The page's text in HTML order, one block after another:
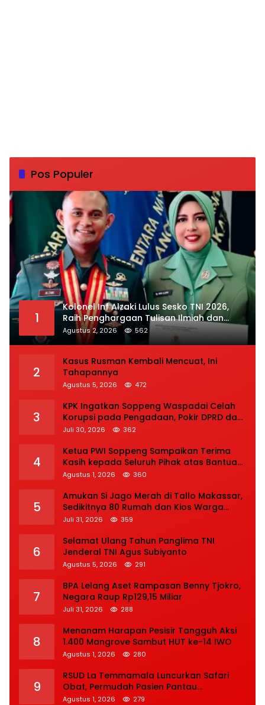
Pos Populer
1
Kolonel Inf Alzaki Lulus Sesko TNI 2026,
Raih Penghargaan Tulisan Ilmiah dan
Jasmani Terbaik
Agustus 2, 2026 562
2
Kasus Rusman Kembali Mencuat, Ini
Tahapannya
Agustus 5, 2026 472
3
KPK Ingatkan Soppeng Waspadai Celah
Korupsi pada Pengadaan, Pokir DPRD dan
Bansos
Juli 30, 2026 362
4
Ketua PWI Soppeng Sampaikan Terima
Kasih kepada Seluruh Pihak atas Bantuan
terhadap Adiknya Korban Kecelakaan
Agustus 1, 2026 360
5
Amukan Si Jago Merah di Tallo Makassar,
Sedikitnya 80 Rumah dan Kios Warga
Hangus, Pemadaman Berlangsung Tiga
Juli 31, 2026 359
6
Selamat Ulang Tahun Panglima TNI
Jenderal TNI Agus Subiyanto
Agustus 5, 2026 291
7
BPA Lelang Aset Rampasan Benny Tjokro,
Negara Raup Rp129,15 Miliar
Juli 31, 2026 288
8
Menanam Harapan Pesisir Tangguh Aksi
1.400 Mangrove Sambut HUT ke-14 IWO
Agustus 1, 2026 280
9
RSUD La Temmamala Luncurkan Safari
Obat, Permudah Pasien Pantau
Penyelesaian Resep Secara Real Time
Agustus 1, 2026 279